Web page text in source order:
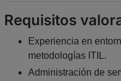
Requisitos
Experiencia en
metodologías ITIL.
Administración de